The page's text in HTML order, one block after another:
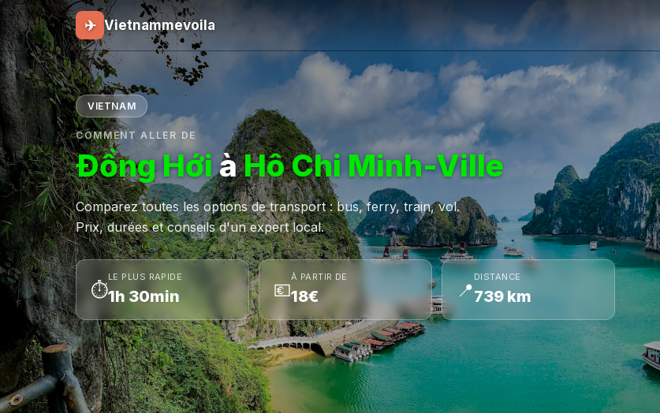
✈ Vietnammevoila
VIETNAM
COMMENT ALLER DE
Đồng HớiàHô Chi Minh-Ville
Comparez toutes les options de transport : bus, ferry, train, vol.
Prix, durées et conseils d'un expert local.
⏱
LE PLUS RAPIDE
1h 30min 💶
À PARTIR DE
18€ 📍
DISTANCE
739 km